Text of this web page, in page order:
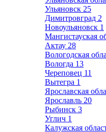
Ульяновск 25
Димитровград 2
Новоульяновск 1
Мангистауская
Актау 28
Вологодская
Вологда 13
Череповец 11
Вытегра 1
Ярославская
Ярославль 20
Рыбинск 3
Углич 1
Калужская